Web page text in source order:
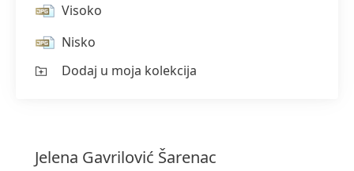
Visoko
Nisko
Dodaj u moja kolekcija
Jelena Gavrilović Šarenac